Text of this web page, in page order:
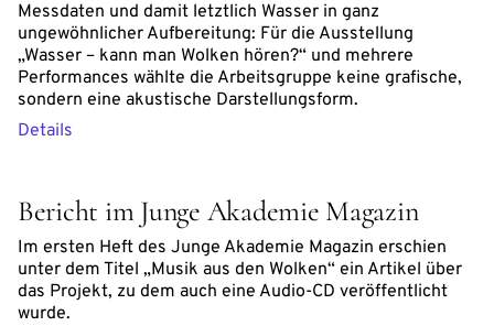
Messdaten und damit letztlich Wasser in ganz
ungewöhnlicher Aufbereitung: Für die Ausstellung
„Wasser – kann man Wolken hören?“ und mehrere
Performances wählte die Arbeitsgruppe keine grafische,
sondern eine akustische Darstellungsform.
Details
Bericht im Junge Akademie Magazin
Im ersten Heft des Junge Akademie Magazin erschien
unter dem Titel „Musik aus den Wolken“ ein Artikel über
das Projekt, zu dem auch eine Audio-CD veröffentlicht
wurde.